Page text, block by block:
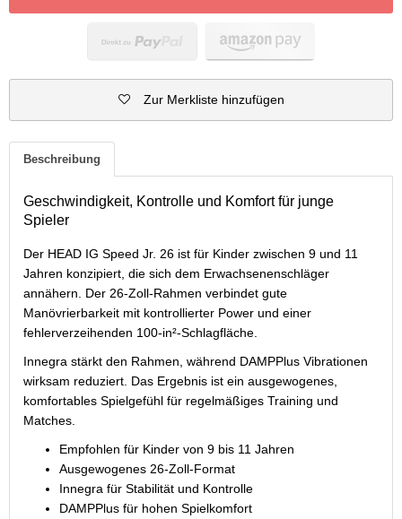
Zur Merkliste hinzufügen
Beschreibung
Geschwindigkeit, Kontrolle und Komfort für junge
Spieler
Der HEAD IG Speed Jr. 26 ist für Kinder zwischen 9 und 11
Jahren konzipiert, die sich dem Erwachsenenschläger
annähern. Der 26-Zoll-Rahmen verbindet gute
Manövrierbarkeit mit kontrollierter Power und einer
fehlerverzeihenden 100-in²-Schlagfläche.
Innegra stärkt den Rahmen, während DAMPPlus Vibrationen
wirksam reduziert. Das Ergebnis ist ein ausgewogenes,
komfortables Spielgefühl für regelmäßiges Training und
Matches.
Empfohlen für Kinder von 9 bis 11 Jahren
Ausgewogenes 26-Zoll-Format
Innegra für Stabilität und Kontrolle
DAMPPlus für hohen Spielkomfort